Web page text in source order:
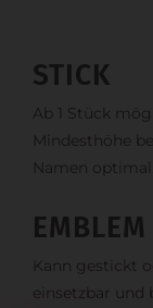
STICK
Ab 1 Stück
Mindesthöhe
Namen
EMBLEM
Kann gestickt
einsetzbar und